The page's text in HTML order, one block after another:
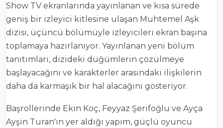
Show TV ekranlarında yayınlanan ve kısa sürede
geniş bir izleyici kitlesine ulaşan Muhtemel Aşk
dizisi, üçüncü bölümüyle izleyicileri ekran başına
toplamaya hazırlanıyor. Yayınlanan yeni bölüm
tanıtımları, dizideki düğümlerin çözülmeye
başlayacağını ve karakterler arasındaki ilişkilerin
daha da karmaşık bir hal alacağını gösteriyor.
Başrollerinde Ekin Koç, Feyyaz Şerifoğlu ve Ayça
Ayşin Turan'ın yer aldığı yapım, güçlü oyuncu